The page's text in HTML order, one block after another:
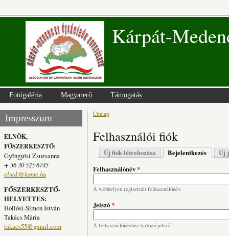
Kárpát-
Fotógaléria Magyarerő Támogatás
Impresszum
ELNÖK,
FŐSZERKESZTŐ:
Gyöngyösi Zsuzsanna
+ 36 30 525 6745
elnok@kame.hu
FŐSZERKESZTŐ-
HELYETTES:
Hollósi-Simon István
Takács Mária
takacs55@gmail.com
Jelenlegi hely
Címlap
Felhasználói fiók
Elsődleges fülek
Új fiók létrehozása Bejelentkezés (aktív
Új
Felhasználónév*
A webhelyen regisztrált felhasználónév.
Jelszó*
A felhasználónévhez tartozó jelszó.